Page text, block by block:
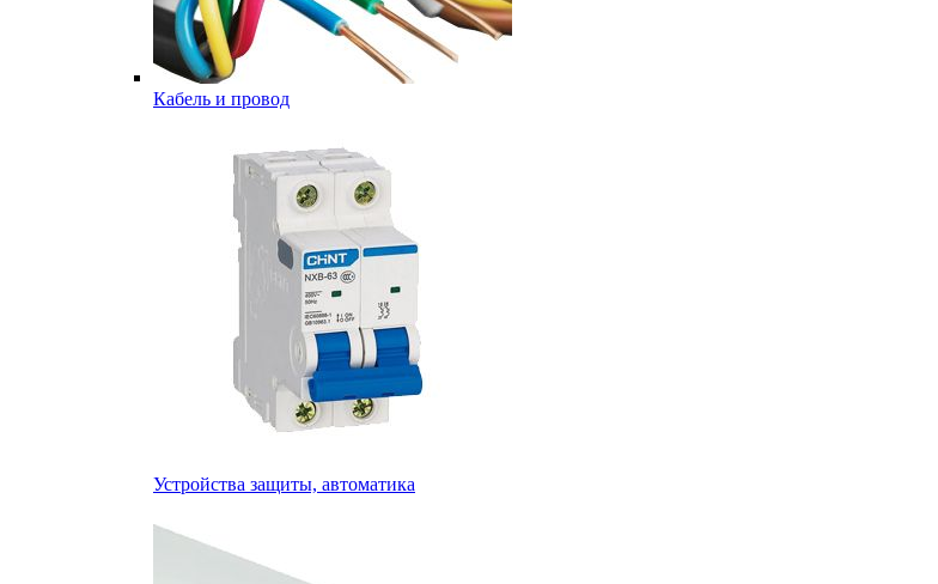
Кабель и провод
Устройства защиты, автоматика